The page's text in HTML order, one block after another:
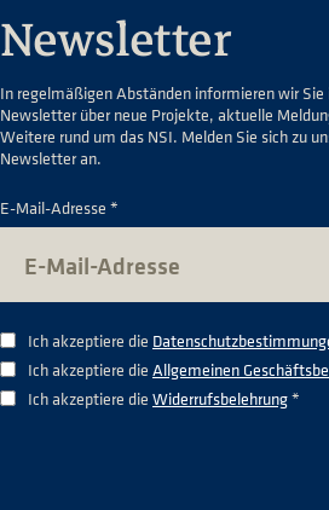
Newsletter
In regelmäßigen Abständen informieren wir Sie
Newsletter über neue Projekte, aktuelle
Weitere rund um das NSI. Melden Sie sich zu
Newsletter an.
E-Mail-Adresse *
Ich akzeptiere die
Ich akzeptiere die Allgemeinen
Ich akzeptiere die Widerrufsbelehrung*